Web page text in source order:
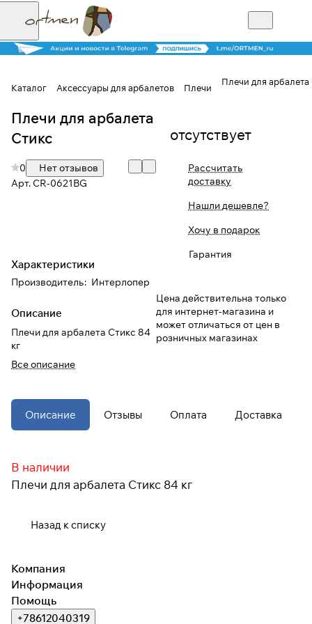
Каталог Аксессуары для арбалетов Плечи
Плечи для арбалета
Плечи для арбалета
Стикс
0
Нет отзывов
Арт. CR-0621BG
Характеристики
Производитель: Интерлопер
Описание
Плечи для арбалета Стикс 84
кг
Все описание
отсутствует
Рассчитать
доставку
Нашли дешевле?
Хочу в подарок
Гарантия
Цена действительна только
для интернет-магазина и
может отличаться от цен в
розничных магазинах
Описание Отзывы Оплата Доставка
В наличии
Плечи для арбалета Стикс 84 кг
Назад к списку
Для клиентов всех банков
Разбейте
оплату на части
Добавляйте товары
При оформлении заказа
Оплачивайте сегодня только
картой любого банка
списываться
* При оплате через
применяются.
Компания
Информация
Помощь
+78612040319